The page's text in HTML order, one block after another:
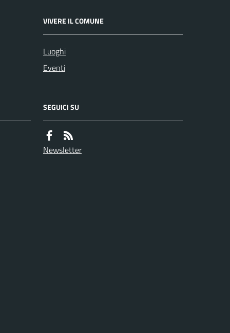
VIVERE IL COMUNE
Luoghi
Eventi
SEGUICI SU
Newsletter